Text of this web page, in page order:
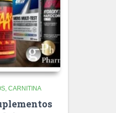
CARNITINA